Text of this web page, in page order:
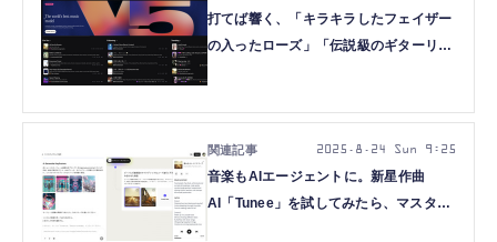
打てば響く、「キラキラしたフェイザー
の入ったローズ」「伝説級のギターリ
（CloseBox）
音楽もAIエージェントに。新星作曲
AI「Tunee」を試してみたら、マスタリ
2025.8.24 Sun 9:25